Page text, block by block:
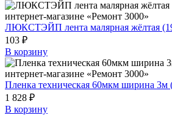
ЛЮКСТЭЙП лента малярная жёлтая
103 ₽
В корзину
Пленка техническая 60мкм ширина 3м
1 828 ₽
В корзину